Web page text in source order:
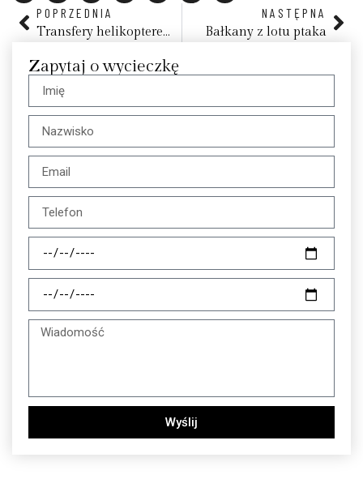
POPRZEDNIA
Transfery helikopterem – Polska i Europa
NASTĘPNA
Bałkany z lotu ptaka
Zapytaj o wycieczkę
Wyślij